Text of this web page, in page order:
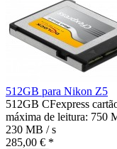
512GB para Nikon Z5
512GB CFexpress
máxima de leitura: 750
230 MB / s
285,00 € *